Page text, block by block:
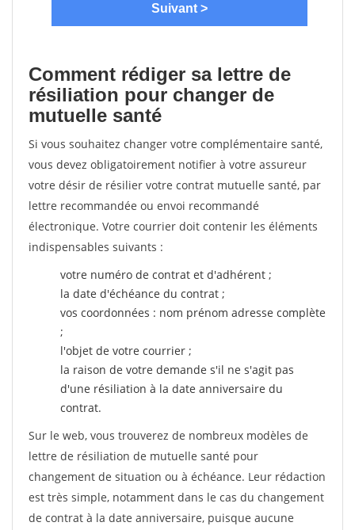
Comment rédiger sa lettre de
résiliation pour changer de
mutuelle santé
Si vous souhaitez changer votre complémentaire santé,
vous devez obligatoirement notifier à votre assureur
votre désir de résilier votre contrat mutuelle santé, par
lettre recommandée ou envoi recommandé
électronique. Votre courrier doit contenir les éléments
indispensables suivants :
votre numéro de contrat et d'adhérent ;
la date d'échéance du contrat ;
vos coordonnées : nom prénom adresse complète
;
l'objet de votre courrier ;
la raison de votre demande s'il ne s'agit pas
d'une résiliation à la date anniversaire du
contrat.
Sur le web, vous trouverez de nombreux modèles de
lettre de résiliation de mutuelle santé pour
changement de situation ou à échéance. Leur rédaction
est très simple, notamment dans le cas du changement
de contrat à la date anniversaire, puisque aucune